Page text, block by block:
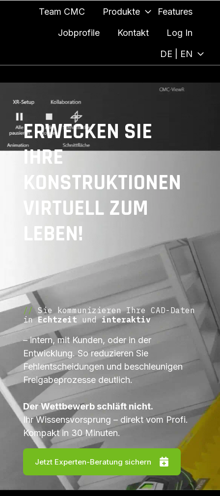
Team CMC Produkte Features
Jobprofile Kontakt Log In
DE | EN
ERWECKEN SIE
IHRE
KONSTRUKTIONEN
VIRTUELL ZUM
LEBEN!
// Sie kommunizieren Ihre CAD-Daten
inEchtzeit undinteraktiv
– intern, mit Kunden, oder in der
Entwicklung. So reduzieren Sie
Fehlentscheidungen und beschleunigen
Freigabeprozesse deutlich.
Der Wettbewerb schläft nicht.
Ihr Wissensvorsprung – direkt vom Profi.
Kompakt in 30 Minuten.
Jetzt Experten-Beratung sichern